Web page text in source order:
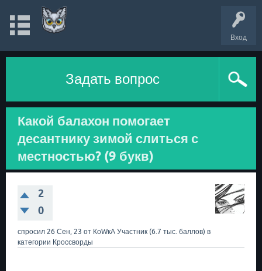
Вход
Задать вопрос
Какой балахон помогает
десантнику зимой слиться с
местностью? (9 букв)
2
0
спросил 26 Сен, 23 от КоWкА Участник (6.7 тыс. баллов) в
категории Кроссворды